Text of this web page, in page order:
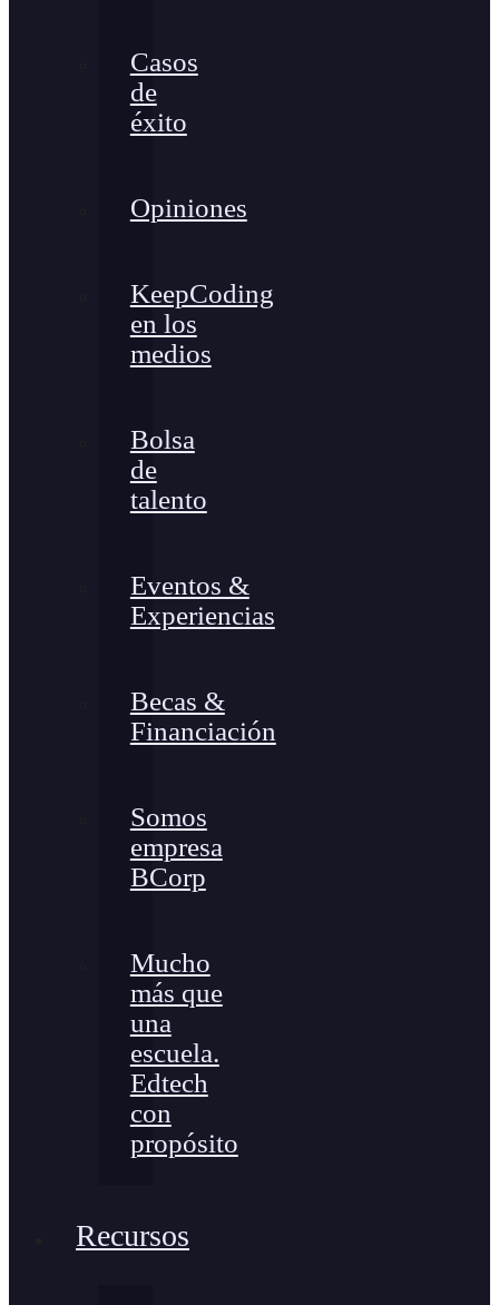
Casos
de
éxito
Opiniones
KeepCoding
en los
medios
Bolsa
de
talento
Eventos &
Experiencias
Becas &
Financiación
Somos
empresa
BCorp
Mucho
más que
una
escuela.
Edtech
con
propósito
Recursos